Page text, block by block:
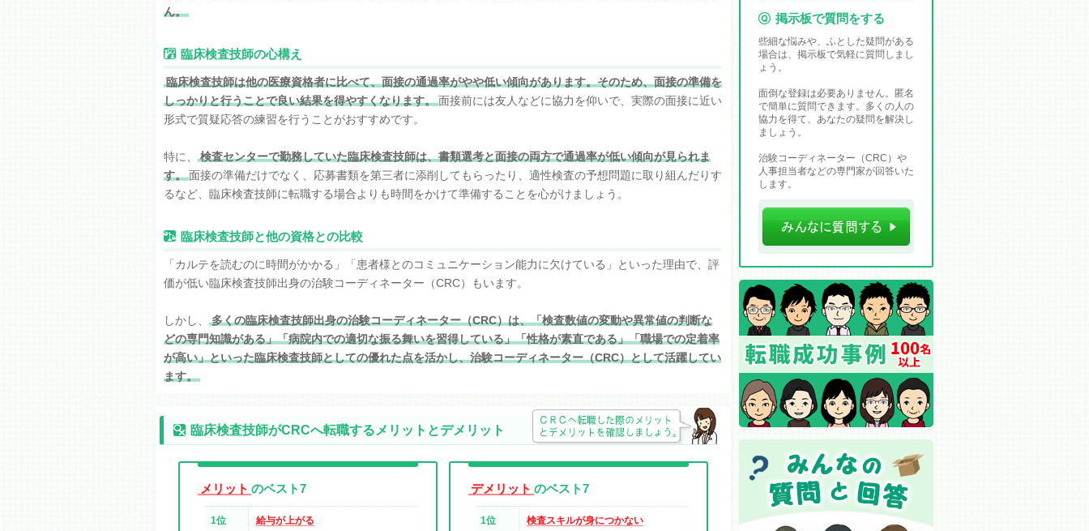
ん。
臨床検査技師の心構え
臨床検査技師は他の医療資格者に比べて、面接の通過率がやや低い傾向があります。そのため、面接の準備を
しっかりと行うことで良い結果を得やすくなります。面接前には友人などに協力を仰いで、実際の面接に近い
形式で質疑応答の練習を行うことがおすすめです。
特に、
検査センターで勤務していた臨床検査技師は、書類選考と面接の両方で通過率が低い傾向が見られま
す。面接の準備だけでなく、応募書類を第三者に添削してもらったり、適性検査の予想問題に取り組んだりす
るなど、臨床検査技師に転職する場合よりも時間をかけて準備することを心がけましょう。
臨床検査技師と他の資格との比較
「カルテを読むのに時間がかかる」「患者様とのコミュニケーション能力に欠けている」といった理由で、評
価が低い臨床検査技師出身の治験コーディネーター（CRC）もいます。
しかし、
多くの臨床検査技師出身の治験コーディネーター（CRC）は、「検査数値の変動や異常値の判断な
どの専門知識がある」「病院内での適切な振る舞いを習得している」「性格が素直である」「職場での定着率
が高い」といった臨床検査技師としての優れた点を活かし、治験コーディネーター（CRC）として活躍してい
ます。
臨床検査技師がCRCへ転職するメリットとデメリット
メリット のベスト7
1位 給与が上がる
デメリット のベスト7
1位 検査スキルが身につかない
掲示板で質問をする
些細な悩みや、ふとした疑問がある
場合は、掲示板で気軽に質問しまし
ょう。
面倒な登録は必要ありません。匿名
で簡単に質問できます。多くの人の
協力を得て、あなたの疑問を解決し
ましょう。
治験コーディネーター（CRC）や
人事担当者などの専門家が回答いた
します。